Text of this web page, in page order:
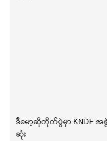
ဒီမော့ဆိုတိုက်ပွဲမှာ KNDF အ
ဆုံး